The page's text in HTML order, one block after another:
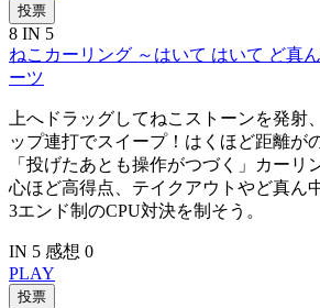
投票
8 IN 5
ねこカーリング ～はいて はいて ど真
ーツ
上へドラッグしてねこストーンを発射
ップ連打でスイープ！はくほど距離が
「投げたあとも操作がつづく」カーリ
心ほど高得点、テイクアウトやど真ん
3エンド制のCPU対決を制そう。
IN 5 感想 0
PLAY
投票